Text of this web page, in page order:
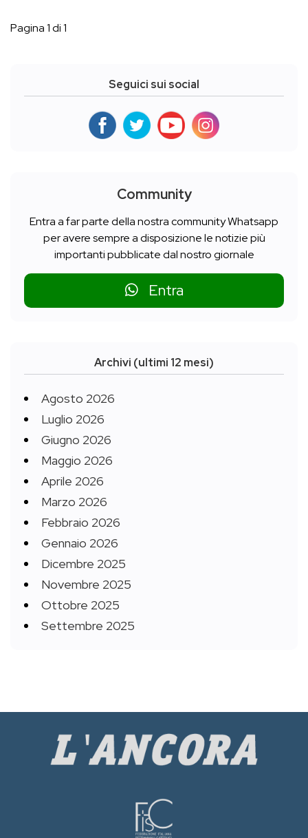
Pagina 1 di 1
Seguici sui social
Community
Entra a far parte della nostra community Whatsapp
per avere sempre a disposizione le notizie più
importanti pubblicate dal nostro giornale
Entra
Archivi (ultimi 12 mesi)
Agosto 2026
Luglio 2026
Giugno 2026
Maggio 2026
Aprile 2026
Marzo 2026
Febbraio 2026
Gennaio 2026
Dicembre 2025
Novembre 2025
Ottobre 2025
Settembre 2025